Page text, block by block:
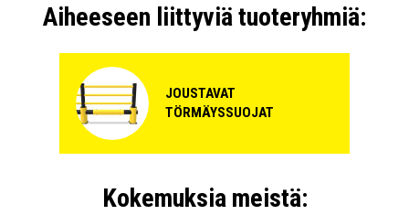
Aiheeseen liittyviä tuoteryhmiä:
JOUSTAVAT
TÖRMÄYSSUOJAT
Kokemuksia meistä: